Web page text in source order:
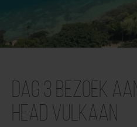
Dag 3 Bezoek
Head vulkaan